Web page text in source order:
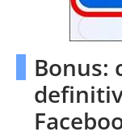
Bonus: